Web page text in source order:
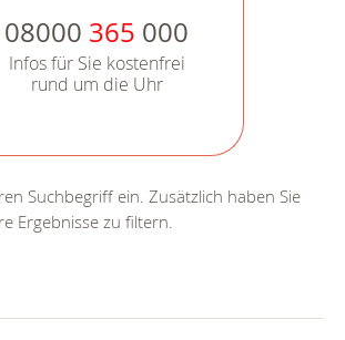
08000 365 000
Infos für Sie kostenfrei
rund um die Uhr
Suchbegriff ein. Zusätzlich haben Sie
Ergebnisse zu filtern.